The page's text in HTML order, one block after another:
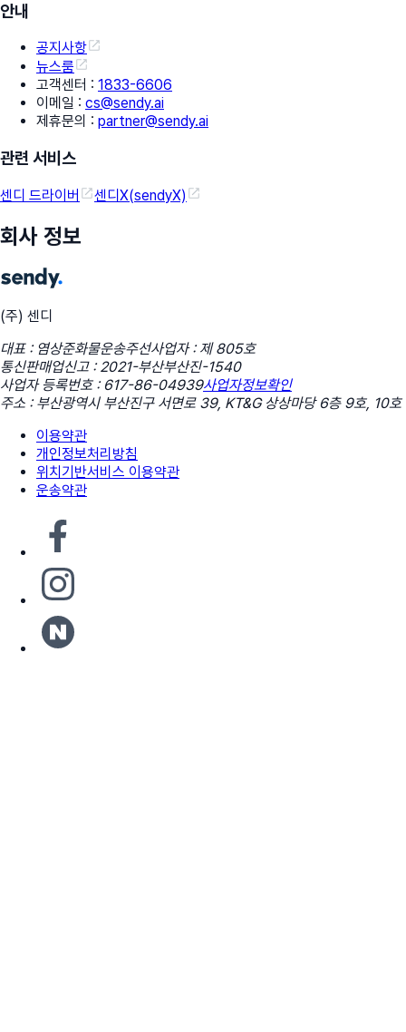
안내
공지사항
뉴스룸
고객센터 : 1833-6606
이메일 : cs@sendy.ai
제휴문의 : partner@sendy.ai
관련 서비스
센디 드라이버 센디X(sendyX)
회사 정보
(주) 센디
대표 : 염상준화물운송주선사업자 : 제 805호
통신판매업신고 : 2021-부산부산진-1540
사업자 등록번호 : 617-86-04939사업자정보확인
주소 : 부산광역시 부산진구 서면로 39, KT&G 상상마당 6층 9호, 10호
이용약관
개인정보처리방침
위치기반서비스 이용약관
운송약관